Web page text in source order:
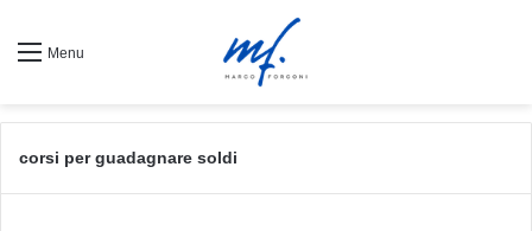
Menu
corsi per guadagnare soldi